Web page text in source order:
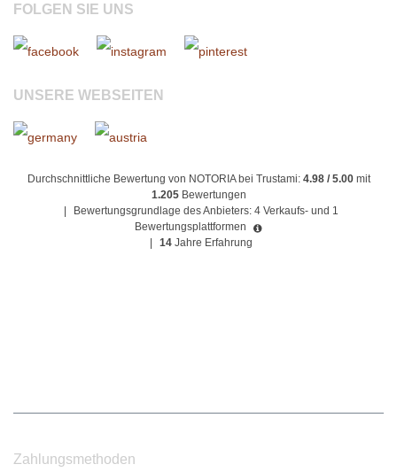
FOLGEN SIE UNS
UNSERE WEBSEITEN
Durchschnittliche Bewertung von NOTORIA bei Trustami: 4.98 / 5.00mit
1.205 Bewertungen
Bewertungsgrundlage des Anbieters: 4 Verkaufs- und 1
Bewertungsplattformen
14 Jahre Erfahrung
Zahlungsmethoden